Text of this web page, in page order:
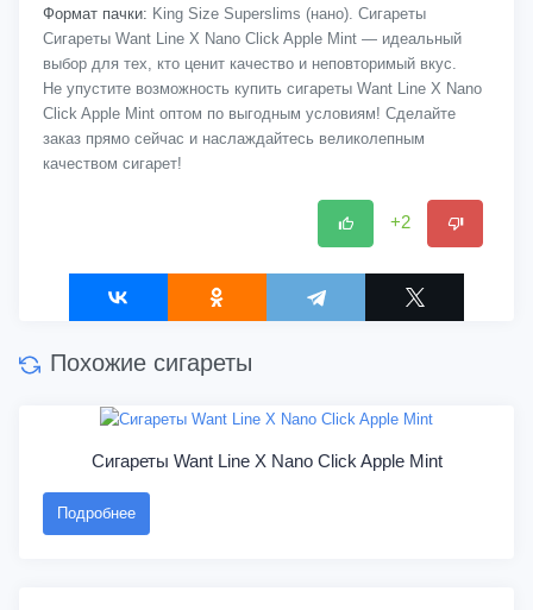
Формат пачки: King Size Superslims (нано). Сигареты
Сигареты Want Line X Nano Click Apple Mint — идеальный
выбор для тех, кто ценит качество и неповторимый вкус.
Не упустите возможность купить сигареты Want Line X Nano
Click Apple Mint оптом по выгодным условиям! Сделайте
заказ прямо сейчас и наслаждайтесь великолепным
качеством сигарет!
+2
Похожие сигареты
Сигареты Want Line X Nano Click Apple Mint
Подробнее